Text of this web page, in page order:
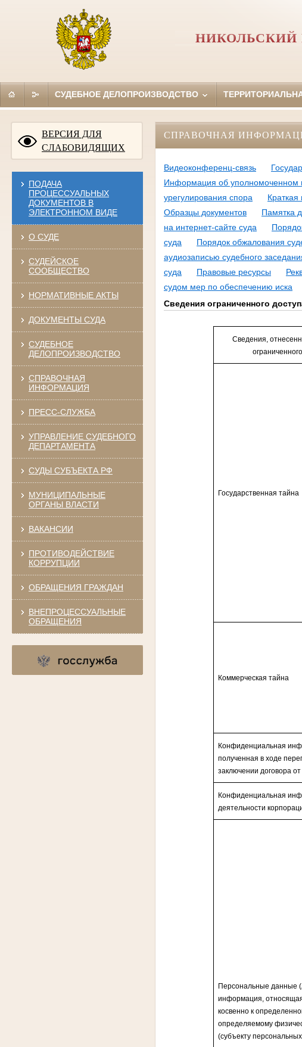
НИКОЛЬСКИЙ
СУДЕБНОЕ ДЕЛОПРОИЗВОДСТВО
ВЕРСИЯ ДЛЯ
СЛАБОВИДЯЩИХ
ПОДАЧА
ПРОЦЕССУАЛЬНЫХ
ДОКУМЕНТОВ В
ЭЛЕКТРОННОМ ВИДЕ
О СУДЕ
СУДЕЙСКОЕ
СООБЩЕСТВО
НОРМАТИВНЫЕ АКТЫ
ДОКУМЕНТЫ СУДА
СУДЕБНОЕ
ДЕЛОПРОИЗВОДСТВО
СПРАВОЧНАЯ
ИНФОРМАЦИЯ
ПРЕСС-СЛУЖБА
УПРАВЛЕНИЕ СУДЕБНОГО
ДЕПАРТАМЕНТА
СУДЫ СУБЪЕКТА РФ
МУНИЦИПАЛЬНЫЕ
ОРГАНЫ ВЛАСТИ
ВАКАНСИИ
ПРОТИВОДЕЙСТВИЕ
КОРРУПЦИИ
ОБРАЩЕНИЯ ГРАЖДАН
ВНЕПРОЦЕССУАЛЬНЫЕ
ОБРАЩЕНИЯ
СПРАВОЧНАЯ
Видеоконференц-связь
Информация об уполномоченном
урегулирования спора
Образцы документов
Памятка
на интернет-сайте суда
суда
Порядок обжалования
аудиозаписью судебного
суда
Правовые ресурсы
судом мер по обеспечению иска
Сведения ограниченного
Сведения,
Государственная тайна
Коммерческая тайна
Конфиденциальная
полученная в ходе
заключении договора
Конфиденциальная
деятельности
Персональные данные
информация,
косвенно к
определяемому
(субъекту